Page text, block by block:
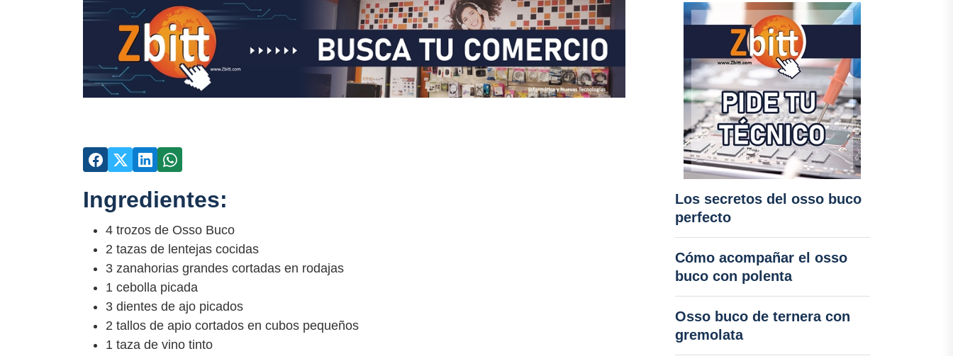
Ingredientes:
4 trozos de Osso Buco
2 tazas de lentejas cocidas
3 zanahorias grandes cortadas en rodajas
1 cebolla picada
3 dientes de ajo picados
2 tallos de apio cortados en cubos pequeños
1 taza de vino tinto
Los secretos del osso buco
perfecto
Cómo acompañar el osso
buco con polenta
Osso buco de ternera con
gremolata